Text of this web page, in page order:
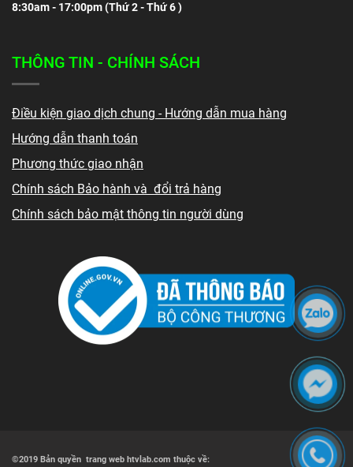
8:30am - 17:00pm (Thứ 2 - Thứ 6 )
THÔNG TIN - CHÍNH SÁCH
Điều kiện giao dịch chung - Hướng dẫn mua hàng
Hướng dẫn thanh toán
Phương thức giao nhận
Chính sách Bảo hành và đổi trả hàng
Chính sách bảo mật thông tin người dùng
©2019 Bản quyền trang web htvlab.com thuộc về: